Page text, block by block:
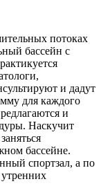
потоках
бассейн с
и дадут
для каждого
и
Наскучит
бассейне.
спортзал, а по